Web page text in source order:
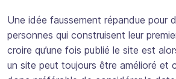
Une idée faussement répandue pour
personnes qui construisent leur
croire qu’une fois publié le site est
un site peut toujours être amélioré et